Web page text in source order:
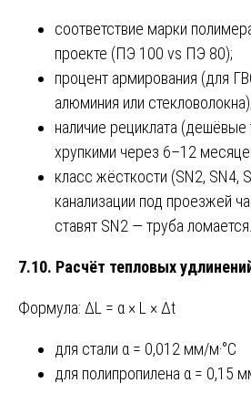
соответствие марки
проекте (ПЭ 100 vs ПЭ 80);
процент армирования (для
алюминия или стекловолокна);
наличие рециклата (дешёвые
хрупкими через 6–12
класс жёсткости (SN2, SN4,
канализации под проезжей
ставят SN2 — труба ломается.
7.10. Расчёт тепловых
Формула: ΔL = α × L × Δt
для стали α = 0,012 мм/м·°C
для полипропилена α = 0,15